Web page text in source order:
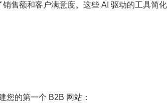
售额和客户满意度。这些 AI 驱动的工具简
您的第一个 B2B 网站：